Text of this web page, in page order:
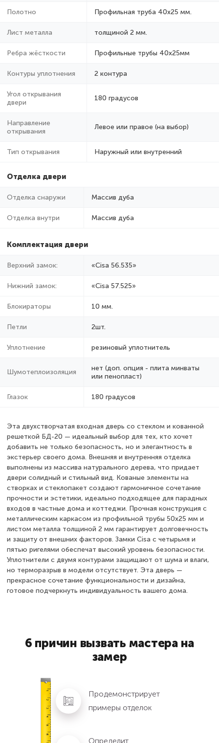
Полотно Профильная труба 40х25 мм.
Лист металла толщиной 2 мм.
Ребра жёсткости Профильные трубы 40х25мм
Контуры уплотнения 2 контура
Угол открывания
двери
180 градусов
Направление
открывания
Левое или правое (на выбор)
Тип открывания Наружный или внутренний
Отделка двери
Отделка снаружи Массив дуба
Отделка внутри Массив дуба
Комплектация двери
Верхний замок: «Cisa 56.535»
Нижний замок: «Cisa 57.525»
Блокираторы 10 мм.
Петли 2шт.
Уплотнение резиновый уплотнитель
Шумотеплоизоляция
нет (доп. опция - плита минваты
или пенопласт)
Глазок 180 градусов
Эта двухстворчатая входная дверь со стеклом и кованной
решеткой БД-20 — идеальный выбор для тех, кто хочет
добавить не только безопасность, но и элегантность в
экстерьер своего дома. Внешняя и внутренняя отделка
выполнены из массива натурального дерева, что придает
двери солидный и стильный вид. Кованые элементы на
створках и стеклопакет создают гармоничное сочетание
прочности и эстетики, идеально подходящее для парадных
входов в частные дома и коттеджи. Прочная конструкция с
металлическим каркасом из профильной трубы 50х25 мм и
листом металла толщиной 2 мм гарантирует долговечность
и защиту от внешних факторов. Замки Cisa с четырьмя и
пятью ригелями обеспечат высокий уровень безопасности.
Уплотнители с двумя контурами защищают от шума и влаги,
но терморазрыв в модели отсутствует. Эта дверь —
прекрасное сочетание функциональности и дизайна,
готовое подчеркнуть индивидуальность вашего дома.
6 причин вызвать мастера на
замер
Продемонстрирует
примеры отделок
Определит